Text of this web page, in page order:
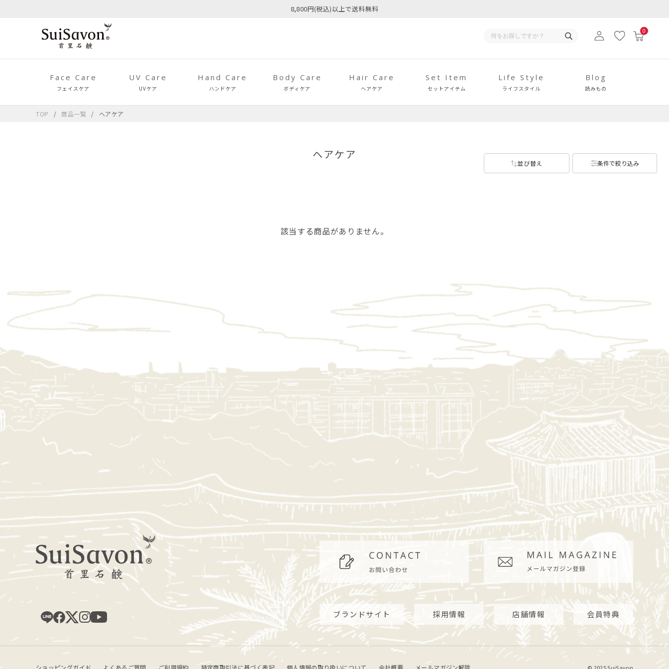
8,800円(税込)以上で送料無料
0
Face Care
フェイスケア
UV Care
UVケア
Hand Care
ハンドケア
Body Care
ボディケア
Hair Care
ヘアケア
Set Item
セットアイテム
Life Style
ライフスタイル
Blog
読みもの
TOP 商品一覧 ヘアケア
ヘアケア
並び替え 条件で絞り込み
該当する商品がありません。
ブランドサイト 採用情報 店舗情報 会員特典
ショッピングガイド よくあるご質問 ご利用規約 特定商取引法に基づく表記 個人情報の取り扱いについて 会社概要 メールマガジン解除 © 2025 SuiSavon